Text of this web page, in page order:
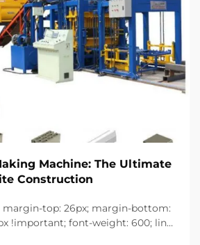
Machine: The Ultimate
Construction
top: 26px; margin-bottom:
!important; font-weight: 600; line-